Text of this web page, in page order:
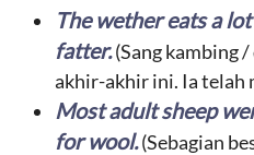
The wether eats a
fatter.(Sang kambing
akhir-akhir ini. Ia telah
Most adult sheep
for wool.(Sebagian